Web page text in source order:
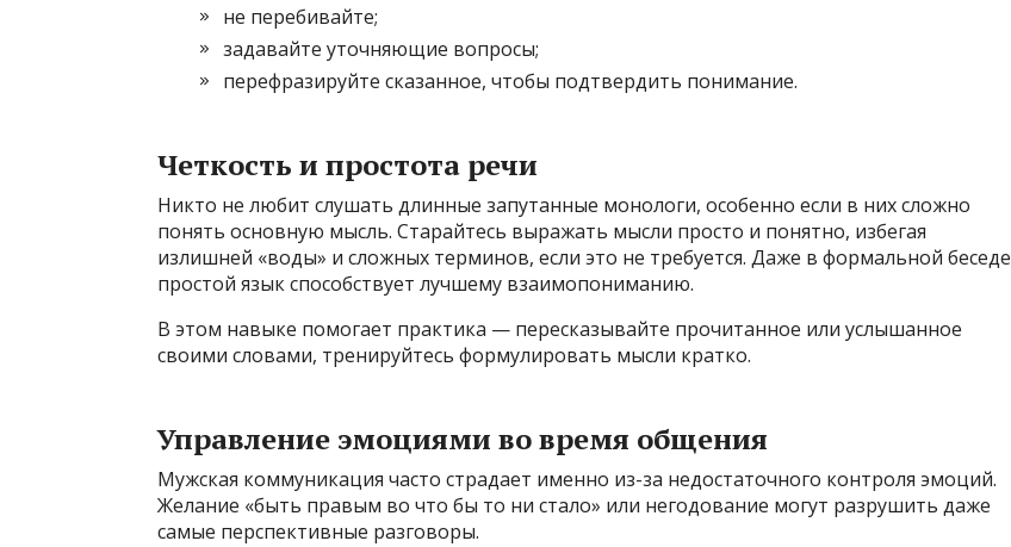
не перебивайте;
задавайте уточняющие вопросы;
перефразируйте сказанное, чтобы подтвердить понимание.
Четкость и простота речи
Никто не любит слушать длинные запутанные монологи, особенно если в них сложно
понять основную мысль. Старайтесь выражать мысли просто и понятно, избегая
излишней «воды» и сложных терминов, если это не требуется. Даже в формальной беседе
простой язык способствует лучшему взаимопониманию.
В этом навыке помогает практика — пересказывайте прочитанное или услышанное
своими словами, тренируйтесь формулировать мысли кратко.
Управление эмоциями во время общения
Мужская коммуникация часто страдает именно из-за недостаточного контроля эмоций.
Желание «быть правым во что бы то ни стало» или негодование могут разрушить даже
самые перспективные разговоры.